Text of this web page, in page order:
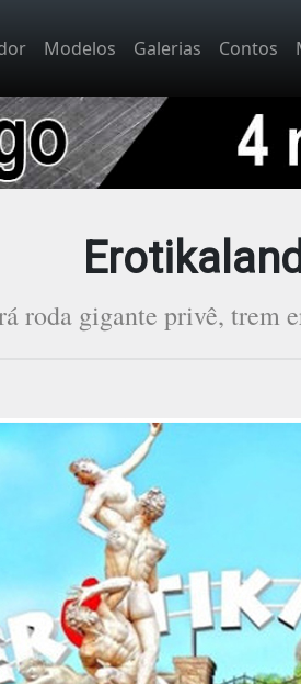
Modelos Galerias Contos
Erotikaland
roda gigante privê, trem